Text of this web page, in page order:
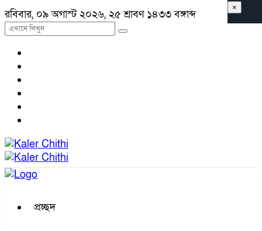
রবিবার, ০৯ অগাস্ট ২০২৬, ২৫ শ্রাবণ ১৪৩৩ বঙ্গাব্দ
প্রচ্ছদ
×